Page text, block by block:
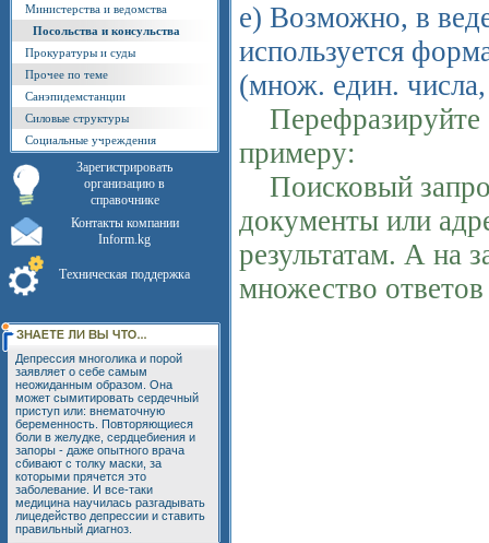
Министерства и ведомства
Посольства и консульства
Прокуратуры и суды
Прочее по теме
Санэпидемстанции
Силовые структуры
Социальные учреждения
Зарегистрировать
организацию в
справочнике
Контакты компании
Inform.kg
Техническая поддержка
Депрессия многолика и порой
заявляет о себе самым
неожиданным образом. Она
может сымитировать сердечный
приступ или: внематочную
беременность. Повторяющиеся
боли в желудке, сердцебиения и
запоры - даже опытного врача
сбивают с толку маски, за
которыми прячется это
заболевание. И все-таки
медицина научилась разгадывать
лицедейство депрессии и ставить
правильный диагноз.
е) Возможно, в
используется
(множ. един.
Перефразируйте
примеру:
Поисковый
документы или
результатам. А на
множество